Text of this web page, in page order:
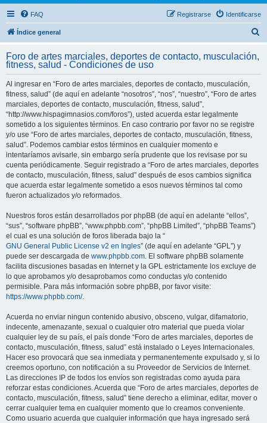
FAQ Identificarse
Registrarse
Índice general
c
Foro de artes marciales, deportes de contacto, musculación,
fitness, salud - Condiciones de uso
Al ingresar en “Foro de artes marciales, deportes de contacto, musculación,
fitness, salud” (de aquí en adelante “nosotros”, “nos”, “nuestro”, “Foro de artes
marciales, deportes de contacto, musculación, fitness, salud”,
“http://www.hispagimnasios.com/foros”), usted acuerda estar legalmente
sometido a los siguientes términos. En caso contrario por favor no se registre
y/o use “Foro de artes marciales, deportes de contacto, musculación, fitness,
salud”. Podemos cambiar estos términos en cualquier momento e
intentaríamos avisarle, sin embargo sería prudente que los revisase por su
cuenta periódicamente. Seguir registrado a “Foro de artes marciales, deportes
de contacto, musculación, fitness, salud” después de esos cambios significa
que acuerda estar legalmente sometido a esos nuevos términos tal como
fueron actualizados y/o reformados.
Nuestros foros están desarrollados por phpBB (de aquí en adelante “ellos”,
“sus”, “software phpBB”, “www.phpbb.com”, “phpBB Limited”, “phpBB Teams”)
el cual es una solución de foros liberada bajo la “
GNU General Public License v2 en Ingles” (de aquí en adelante “GPL”) y
puede ser descargada de www.phpbb.com. El software phpBB solamente
facilita discusiones basadas en Internet y la GPL estrictamente los excluye de
lo que aprobamos y/o desaprobamos como conductas y/o contenido
permisible. Para más información sobre phpBB, por favor visite:
https://www.phpbb.com/.
Acuerda no enviar ningun contenido abusivo, obsceno, vulgar, difamatorio,
indecente, amenazante, sexual o cualquier otro material que pueda violar
cualquier ley de su país, el país donde “Foro de artes marciales, deportes de
contacto, musculación, fitness, salud” está instalado o Leyes Internacionales.
Hacer eso provocará que sea inmediata y permanentemente expulsado y, si lo
creemos oportuno, con notificación a su Proveedor de Servicios de Internet.
Las direcciones IP de todos los envíos son registradas como ayuda para
reforzar estas condiciones. Acuerda que “Foro de artes marciales, deportes de
contacto, musculación, fitness, salud” tiene derecho a eliminar, editar, mover o
cerrar cualquier tema en cualquier momento que lo creamos conveniente.
Como usuario acuerda que cualquier información que haya ingresado será